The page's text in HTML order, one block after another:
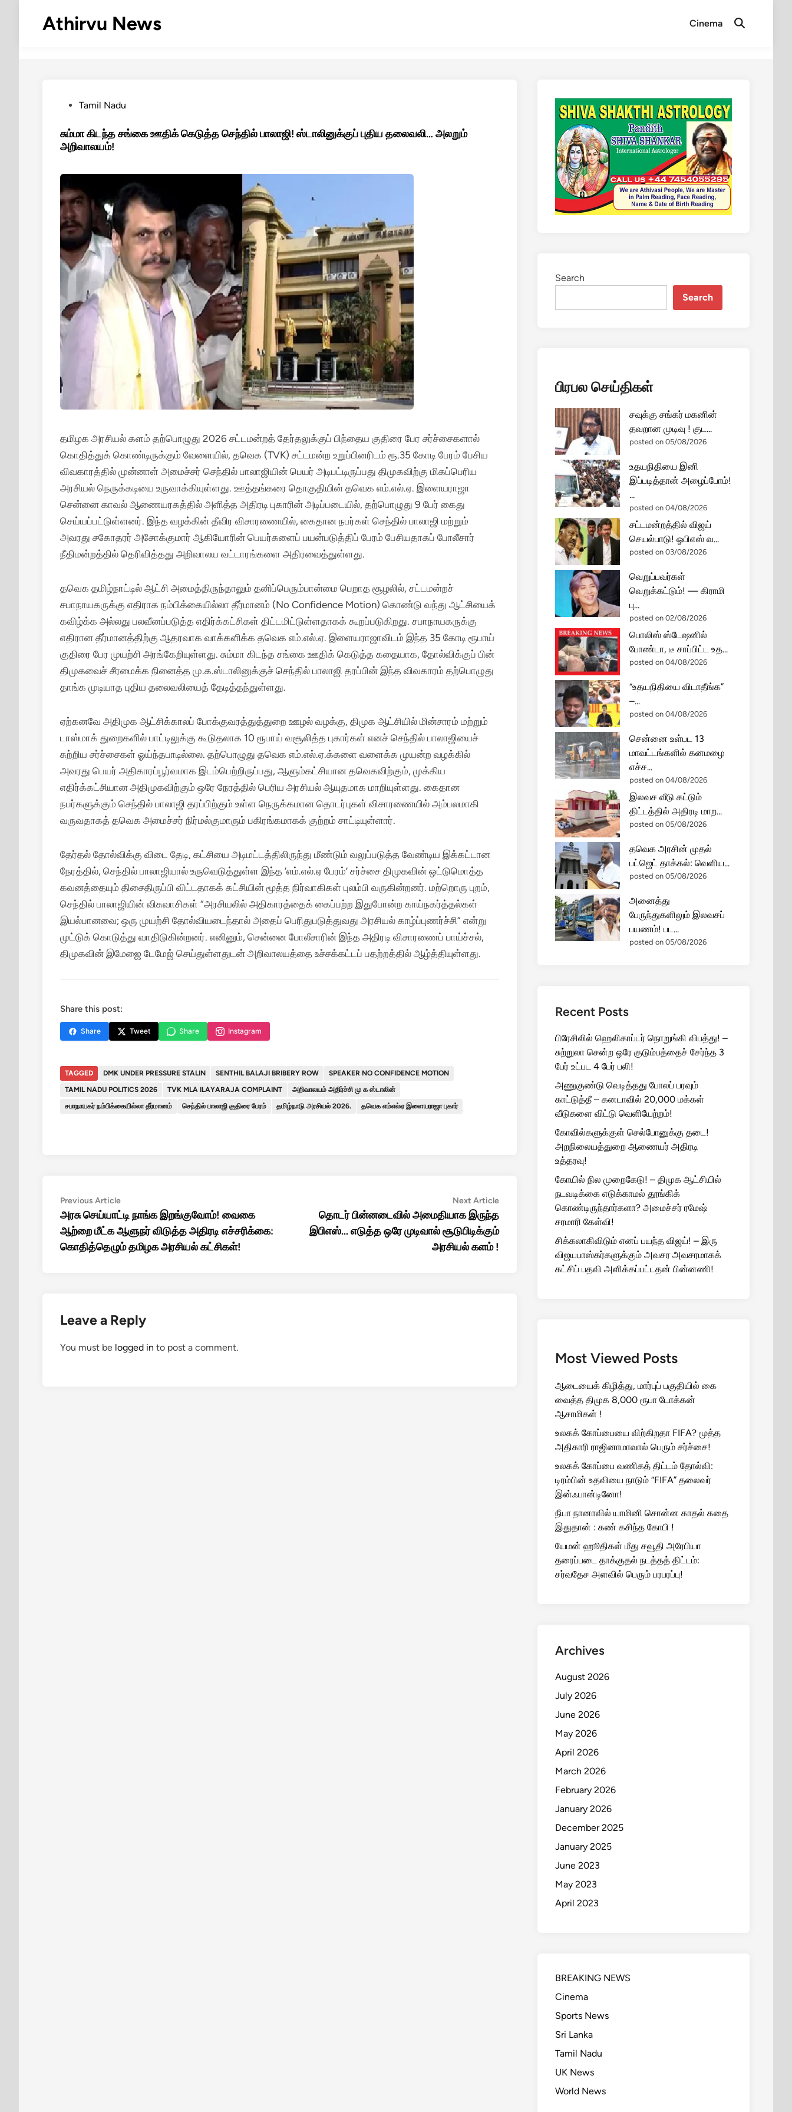
Athirvu News Cinema
Open
PostedTamil Nadu
சும்மா கிடந்த சங்கை ஊதிக் கெடுத்த செந்தில் பாலாஜி! ஸ்டாலினுக்குப் புதிய தலைவலி… அலறும்
அறிவாலயம்!
தமிழக அரசியல் களம் தற்பொழுது 2026 சட்டமன்றத் தேர்தலுக்குப் பிந்தைய குதிரை பேர சர்ச்சைகளால்
கொதித்துக் கொண்டிருக்கும் வேளையில், தவெக (TVK) சட்டமன்ற உறுப்பினரிடம் ரூ.35 கோடி பேரம் பேசிய
விவகாரத்தில் முன்னாள் அமைச்சர் செந்தில் பாலாஜியின் பெயர் அடிபட்டிருப்பது திமுகவிற்கு மிகப்பெரிய
அரசியல் நெருக்கடியை உருவாக்கியுள்ளது. ஊத்தங்கரை தொகுதியின் தவெக எம்.எல்.ஏ. இளையராஜா
சென்னை காவல் ஆணையரகத்தில் அளித்த அதிரடி புகாரின் அடிப்படையில், தற்பொழுது 9 பேர் கைது
செய்யப்பட்டுள்ளனர். இந்த வழக்கின் தீவிர விசாரணையில், கைதான நபர்கள் செந்தில் பாலாஜி மற்றும்
அவரது சகோதரர் அசோக்குமார் ஆகியோரின் பெயர்களைப் பயன்படுத்திப் பேரம் பேசியதாகப் போலீசார்
நீதிமன்றத்தில் தெரிவித்தது அறிவாலய வட்டாரங்களை அதிரவைத்துள்ளது.
தவெக தமிழ்நாட்டில் ஆட்சி அமைத்திருந்தாலும் தனிப்பெரும்பான்மை பெறாத சூழலில், சட்டமன்றச்
சபாநாயகருக்கு எதிராக நம்பிக்கையில்லா தீர்மானம் (No Confidence Motion) கொண்டு வந்து ஆட்சியைக்
கவிழ்க்க அல்லது பலவீனப்படுத்த எதிர்க்கட்சிகள் திட்டமிட்டுள்ளதாகக் கூறப்படுகிறது. சபாநாயகருக்கு
எதிரான தீர்மானத்திற்கு ஆதரவாக வாக்களிக்க தவெக எம்.எல்.ஏ. இளையராஜாவிடம் இந்த 35 கோடி ரூபாய்
குதிரை பேர முயற்சி அரங்கேறியுள்ளது. சும்மா கிடந்த சங்கை ஊதிக் கெடுத்த கதையாக, தோல்விக்குப் பின்
திமுகவைச் சீரமைக்க நினைத்த மு.க.ஸ்டாலினுக்குச் செந்தில் பாலாஜி தரப்பின் இந்த விவகாரம் தற்பொழுது
தாங்க முடியாத புதிய தலைவலியைத் தேடித்தந்துள்ளது.
ஏற்கனவே அதிமுக ஆட்சிக்காலப் போக்குவரத்துத்துறை ஊழல் வழக்கு, திமுக ஆட்சியில் மின்சாரம் மற்றும்
டாஸ்மாக் துறைகளில் பாட்டிலுக்கு கூடுதலாக 10 ரூபாய் வசூலித்த புகார்கள் எனச் செந்தில் பாலாஜியைச்
சுற்றிய சர்ச்சைகள் ஓய்ந்தபாடில்லை. தற்பொழுது தவெக எம்.எல்.ஏ.க்களை வளைக்க முயன்ற வழக்கில்
அவரது பெயர் அதிகாரப்பூர்வமாக இடம்பெற்றிருப்பது, ஆளும்கட்சியான தவெகவிற்கும், முக்கிய
எதிர்க்கட்சியான அதிமுகவிற்கும் ஒரே நேரத்தில் பெரிய அரசியல் ஆயுதமாக மாறியுள்ளது. கைதான
நபர்களுக்கும் செந்தில் பாலாஜி தரப்பிற்கும் உள்ள நெருக்கமான தொடர்புகள் விசாரணையில் அம்பலமாகி
வருவதாகத் தவெக அமைச்சர் நிர்மல்குமாரும் பகிரங்கமாகக் குற்றம் சாட்டியுள்ளார்.
தேர்தல் தோல்விக்கு விடை தேடி, கட்சியை அடிமட்டத்திலிருந்து மீண்டும் வலுப்படுத்த வேண்டிய இக்கட்டான
நேரத்தில், செந்தில் பாலாஜியால் உருவெடுத்துள்ள இந்த ‘எம்.எல்.ஏ பேரம்’ சர்ச்சை திமுகவின் ஒட்டுமொத்த
கவனத்தையும் திசைதிருப்பி விட்டதாகக் கட்சியின் மூத்த நிர்வாகிகள் புலம்பி வருகின்றனர். மற்றொரு புறம்,
செந்தில் பாலாஜியின் விசுவாசிகள் “அரசியலில் அதிகாரத்தைக் கைப்பற்ற இதுபோன்ற காய்நகர்த்தல்கள்
இயல்பானவை; ஒரு முயற்சி தோல்வியடைந்தால் அதைப் பெரிதுபடுத்துவது அரசியல் காழ்ப்புணர்ச்சி” என்று
முட்டுக் கொடுத்து வாதிடுகின்றனர். எனினும், சென்னை போலீசாரின் இந்த அதிரடி விசாரணைப் பாய்ச்சல்,
திமுகவின் இமேஜை டேமேஜ் செய்துள்ளதுடன் அறிவாலயத்தை உச்சக்கட்டப் பதற்றத்தில் ஆழ்த்தியுள்ளது.
Share this post:
Share Tweet Share Instagram
TAGGED DMK UNDER PRESSURE STALIN SENTHIL BALAJI BRIBERY ROW
SPEAKER NO CONFIDENCE MOTION
TAMIL NADU POLITICS 2026
TVK MLA ILAYARAJA COMPLAINT
அறிவாலயம் அதிர்ச்சி மு க ஸ்டாலின்
சபாநாயகர் நம்பிக்கையில்லா தீர்மானம்
செந்தில் பாலாஜி குதிரை பேரம் தமிழ்நாடு அரசியல் 2026. தவெக எம்எல்ஏ இளையராஜா புகார்
Post
navigation
Previous ArticlePrevious
article:
அரசு செய்யாட்டி நாங்க இறங்குவோம்! வைகை
ஆற்றை மீட்க ஆளுநர் விடுத்த அதிரடி எச்சரிக்கை:
கொதித்தெழும் தமிழக அரசியல் கட்சிகள்!
Next ArticleNext
article:
தொடர் பின்னடைவில் அமைதியாக இருந்த
இபிஎஸ்… எடுத்த ஒரே முடிவால் சூடுபிடிக்கும்
அரசியல் களம் !
Leave a Reply
You must be logged in to post a comment.
Search
Search
பிரபல செய்திகள்
சவுக்கு சங்கர் மகனின்
தவறான முடிவு ! குட...
posted on 05/08/2026
உதயநிதியை இனி
இப்படித்தான் அழைப்போம்!
...
posted on 04/08/2026
சட்டமன்றத்தில் விஜய்
செயல்பாடு! ஓபிஎஸ் வ...
posted on 03/08/2026
வெறுப்பவர்கள்
வெறுக்கட்டும்! — கிராமி
பு...
posted on 02/08/2026
பொலிஸ் ஸ்டேஷனில்
போண்டா, டீ சாப்பிட்ட உத...
posted on 04/08/2026
“உதயநிதியை விடாதீங்க”
–...
posted on 04/08/2026
சென்னை உள்பட 13
மாவட்டங்களில் கனமழை
எச்ச...
posted on 04/08/2026
இலவச வீடு கட்டும்
திட்டத்தில் அதிரடி மாற...
posted on 05/08/2026
தவெக அரசின் முதல்
பட்ஜெட் தாக்கல்: வெளிய...
posted on 05/08/2026
அனைத்து
பேருந்துகளிலும் இலவசப்
பயணம்! பட...
posted on 05/08/2026
Recent Posts
பிரேசிலில் ஹெலிகாப்டர் நொறுங்கி விபத்து! –
சுற்றுலா சென்ற ஒரே குடும்பத்தைச் சேர்ந்த 3
பேர் உட்பட 4 பேர் பலி!
அணுகுண்டு வெடித்தது போலப் பரவும்
காட்டுத்தீ – கனடாவில் 20,000 மக்கள்
வீடுகளை விட்டு வெளியேற்றம்!
கோவில்களுக்குள் செல்போனுக்கு தடை!
அறநிலையத்துறை ஆணையர் அதிரடி
உத்தரவு!
கோயில் நில முறைகேடு! – திமுக ஆட்சியில்
நடவடிக்கை எடுக்காமல் தூங்கிக்
கொண்டிருந்தார்களா? அமைச்சர் ரமேஷ்
சரமாரி கேள்வி!
சிக்கலாகிவிடும் எனப் பயந்த விஜய்! – இரு
விஜயபாஸ்கர்களுக்கும் அவசர அவசரமாகக்
கட்சிப் பதவி அளிக்கப்பட்டதன் பின்னணி!
Most Viewed Posts
ஆடையைக் கிழித்து, மார்புப் பகுதியில் கை
வைத்த திமுக 8,000 ரூபா டோக்கன்
ஆசாமிகள் !
உலகக் கோப்பையை விற்கிறதா FIFA? மூத்த
அதிகாரி ராஜினாமாவால் பெரும் சர்ச்சை!
உலகக் கோப்பை வணிகத் திட்டம் தோல்வி:
டிரம்பின் உதவியை நாடும் “FIFA” தலைவர்
இன்ஃபான்டினோ!
நீயா நானாவில் யாமினி சொன்ன காதல் கதை
இதுதான் : கண் கசிந்த கோபி !
யேமன் ஹூதிகள் மீது சவூதி அரேபியா
தரைப்படை தாக்குதல் நடத்தத் திட்டம்:
சர்வதேச அளவில் பெரும் பரபரப்பு!
Archives
August 2026
July 2026
June 2026
May 2026
April 2026
March 2026
February 2026
January 2026
December 2025
January 2025
June 2023
May 2023
April 2023
BREAKING NEWS
Cinema
Sports News
Sri Lanka
Tamil Nadu
UK News
World News